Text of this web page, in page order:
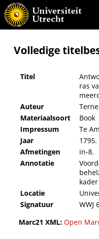
Antwoord op de vraag, door de
vermenging van hetzelve met
Volledige
Titel
ras
Auteur
Materiaalsoort
Book
Impressum
Te
Jaar
1795.
Afmetingen
in-8.
Annotatie
Locatie
Signatuur
WWJ
Marc21 XML: Open